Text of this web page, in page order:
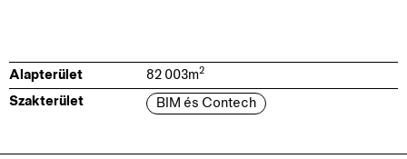
Alapterület 82 003m2
Szakterület BIM és Contech